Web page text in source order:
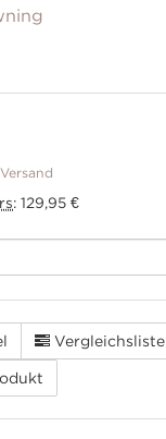
Versand
:129,95 €
Vergleichsliste